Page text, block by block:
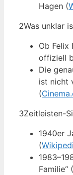
Hagen (
2Was unklar
Ob Felix
offiziell
Die
ist nicht
(
3Zeitleisten-
1940er
(
Familie“ (